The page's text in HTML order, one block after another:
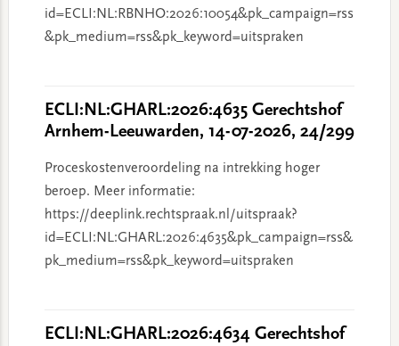
id=ECLI:NL:RBNHO:2026:10054&pk_campaign=rss
&pk_medium=rss&pk_keyword=uitspraken
ECLI:NL:GHARL:2026:4635 Gerechtshof
Arnhem-Leeuwarden, 14-07-2026, 24/299
Proceskostenveroordeling na intrekking hoger
beroep. Meer informatie:
https://deeplink.rechtspraak.nl/uitspraak?
id=ECLI:NL:GHARL:2026:4635&pk_campaign=rss&
pk_medium=rss&pk_keyword=uitspraken
ECLI:NL:GHARL:2026:4634 Gerechtshof